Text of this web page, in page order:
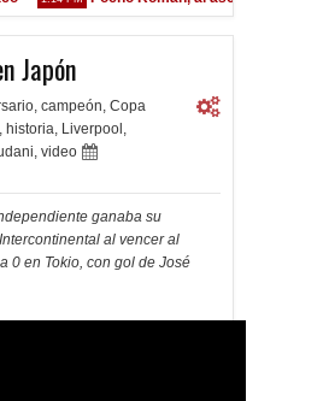
Japón
, campeón, Copa
, historia, Liverpool ,
, video
ganaba su
al vencer al
0 en Tokio, con gol de José